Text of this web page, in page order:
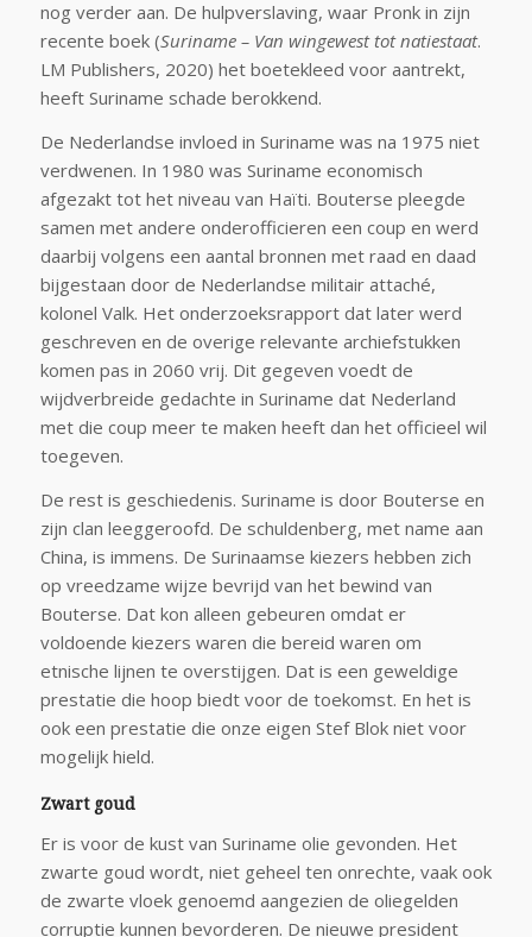
nog verder aan. De hulpverslaving, waar Pronk in zijn
recente boek (Suriname – Van wingewest tot natiestaat.
LM Publishers, 2020) het boetekleed voor aantrekt,
heeft Suriname schade berokkend.
De Nederlandse invloed in Suriname was na 1975 niet
verdwenen. In 1980 was Suriname economisch
afgezakt tot het niveau van Haïti. Bouterse pleegde
samen met andere onderofficieren een coup en werd
daarbij volgens een aantal bronnen met raad en daad
bijgestaan door de Nederlandse militair attaché,
kolonel Valk. Het onderzoeksrapport dat later werd
geschreven en de overige relevante archiefstukken
komen pas in 2060 vrij. Dit gegeven voedt de
wijdverbreide gedachte in Suriname dat Nederland
met die coup meer te maken heeft dan het officieel wil
toegeven.
De rest is geschiedenis. Suriname is door Bouterse en
zijn clan leeggeroofd. De schuldenberg, met name aan
China, is immens. De Surinaamse kiezers hebben zich
op vreedzame wijze bevrijd van het bewind van
Bouterse. Dat kon alleen gebeuren omdat er
voldoende kiezers waren die bereid waren om
etnische lijnen te overstijgen. Dat is een geweldige
prestatie die hoop biedt voor de toekomst. En het is
ook een prestatie die onze eigen Stef Blok niet voor
mogelijk hield.
Zwart goud
Er is voor de kust van Suriname olie gevonden. Het
zwarte goud wordt, niet geheel ten onrechte, vaak ook
de zwarte vloek genoemd aangezien de oliegelden
corruptie kunnen bevorderen. De nieuwe president